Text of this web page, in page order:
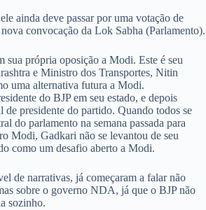
ainda deve passar por uma votação de
convocação da Lok Sabha (Parlamento).
sua própria oposição a Modi. Este é seu
e Ministro dos Transportes, Nitin
uma alternativa futura a Modi.
do BJP em seu estado, e depois
de presidente do partido. Quando todos se
do parlamento na semana passada para
Modi, Gadkari não se levantou de seu
como um desafio aberto a Modi.
de narrativas, já começaram a falar não
sobre o governo NDA, já que o BJP não
sozinho.